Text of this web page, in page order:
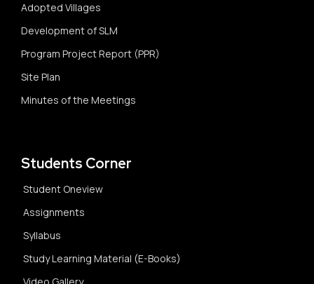
Adopted Villages
Development of SLM
Program Project Report (PPR)
Site Plan
Minutes of the Meetings
Students Corner
Student Oneview
Assignments
Syllabus
Study Learning Material (E-Books)